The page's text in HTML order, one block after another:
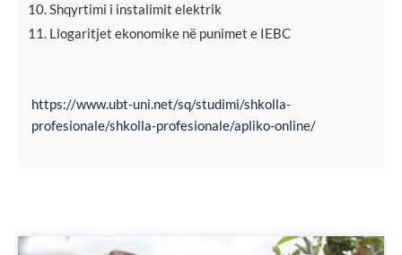
Shqyrtimi i instalimit elektrik
Llogaritjet ekonomike në punimet e IEBC
https://www.ubt-uni.net/sq/studimi/shkolla-
profesionale/shkolla-profesionale/apliko-online/